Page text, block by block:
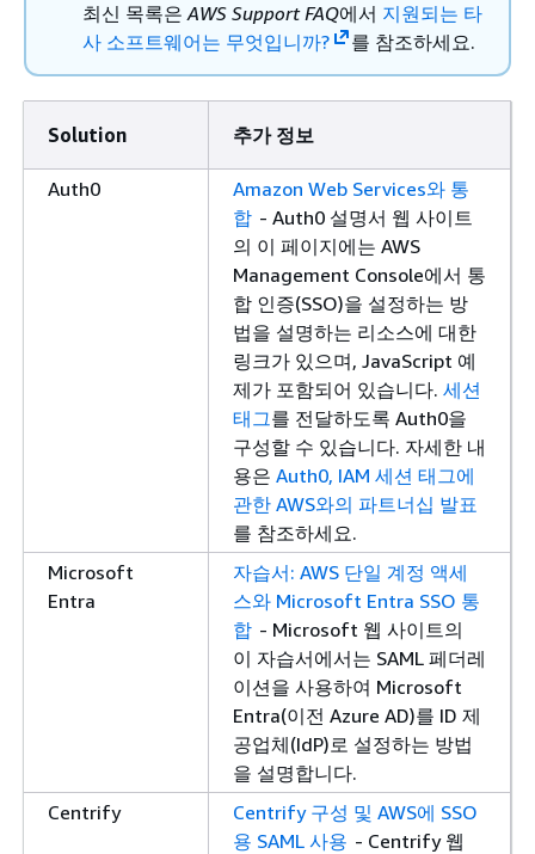
최신 목록은AWS Support FAQ에서 지원되는 타
사 소프트웨어는 무엇입니까?
를 참조하세요.
Solution 추가 정보
Auth0
Amazon Web Services와 통
합 - Auth0 설명서 웹 사이트
의 이 페이지에는 AWS
Management Console에서 통
합 인증(SSO)을 설정하는 방
법을 설명하는 리소스에 대한
링크가 있으며, JavaScript 예
제가 포함되어 있습니다. 세션
태그를 전달하도록 Auth0을
구성할 수 있습니다. 자세한 내
용은 Auth0, IAM 세션 태그에
관한 AWS와의 파트너십 발표
를 참조하세요.
Microsoft
Entra
자습서: AWS 단일 계정 액세
스와 Microsoft Entra SSO 통
합 - Microsoft 웹 사이트의
이 자습서에서는 SAML 페더레
이션을 사용하여 Microsoft
Entra(이전 Azure AD)를 ID 제
공업체(IdP)로 설정하는 방법
을 설명합니다.
Centrify
Centrify 구성 및 AWS에 SSO
용 SAML 사용 - Centrify 웹